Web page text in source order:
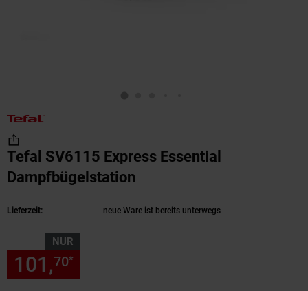
Tefal SV6115 Express Essential
Dampfbügelstation
Lieferzeit: neue Ware ist bereits unterwegs
NUR
101,70*